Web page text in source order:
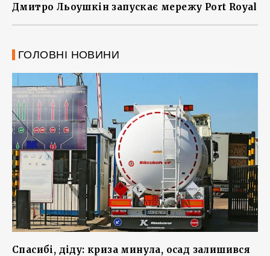
Дмитро Льоушкін запускає мережу Port Royal
ГОЛОВНІ НОВИНИ
Спасибі, діду: криза минула, осад залишився